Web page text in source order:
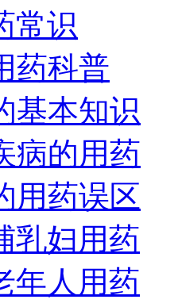
常识
药科普
基本知识
病的用药
用药误区
乳妇用药
年人用药